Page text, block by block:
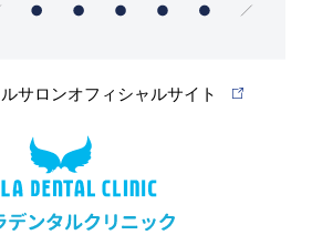
サロンオフィシャルサイト